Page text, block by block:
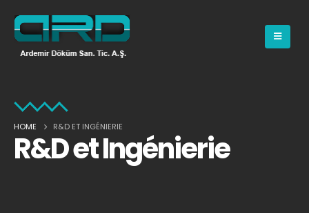
HOME R&D ET INGÉNIERIE
R&D et Ingénierie